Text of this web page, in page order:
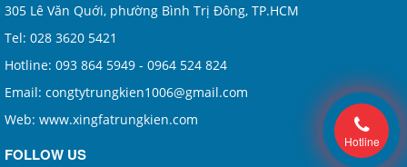
305 Lê Văn Quới, phường Bình Trị Đông, TP.HCM
Tel: 028 3620 5421
Hotline: 093 864 5949 - 0964 524 824
Email: congtytrungkien1006@gmail.com
Web: www.xingfatrungkien.com
FOLLOW US
Hotline